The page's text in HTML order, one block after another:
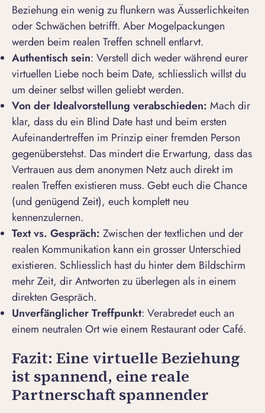
Beziehung ein wenig zu flunkern was Äusserlichkeiten
oder Schwächen betrifft. Aber Mogelpackungen
werden beim realen Treffen schnell entlarvt.
Authentisch sein: Verstell dich weder während eurer
virtuellen Liebe noch beim Date, schliesslich willst du
um deiner selbst willen geliebt werden.
Von der Idealvorstellung verabschieden: Mach dir
klar, dass du ein Blind Date hast und beim ersten
Aufeinandertreffen im Prinzip einer fremden Person
gegenüberstehst. Das mindert die Erwartung, dass das
Vertrauen aus dem anonymen Netz auch direkt im
realen Treffen existieren muss. Gebt euch die Chance
(und genügend Zeit), euch komplett neu
kennenzulernen.
Text vs. Gespräch: Zwischen der textlichen und der
realen Kommunikation kann ein grosser Unterschied
existieren. Schliesslich hast du hinter dem Bildschirm
mehr Zeit, dir Antworten zu überlegen als in einem
direkten Gespräch.
Unverfänglicher Treffpunkt: Verabredet euch an
einem neutralen Ort wie einem Restaurant oder Café.
Fazit: Eine virtuelle Beziehung
ist spannend, eine reale
Partnerschaft spannender